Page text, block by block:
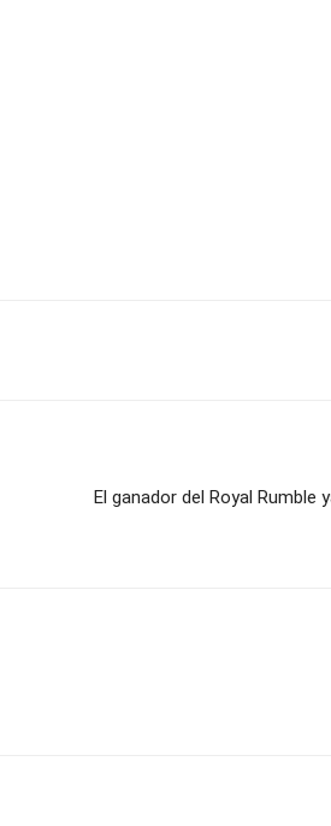
El ganador del Royal